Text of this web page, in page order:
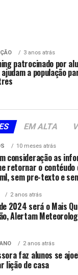
3 anos atrás
patrocinado por
ajudam a população
EM ALTA
10 meses atrás
consideração as
retornar o contéudo
sem pre-texto e
2 anos atrás
2024 será o Mais
Alertam
2 anos atrás
faz alunos se
lição de casa